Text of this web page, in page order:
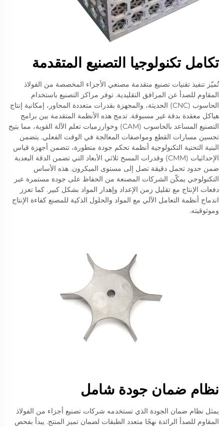
تكامل تكنولوجيا التصنيع المتقدمة
تُميّز تنفيذ تقنيات تصنيع متقدمة مصنعي الأجزاء المخصصة من الفولاذ
المقاوم للصدأ عن المرافق التقليدية. توفر مراكز التصنيع باستخدام
الحاسوب (CNC) الحديثة، والمجهزة بقدرات متعددة المحاور، إمكانية إنتاج
هياكل معقدة بدقة غير مسبوقة. تدمج هذه الأنظمة المتقدمة بين برامج
التصنيع المساعد بالحاسوب (CAM) وخوارزميات تعلم الآلة القوية، مما يتيح
تحسين مسارات القطع ومواصفات المعالجة في الوقت الفعلي. يتضمن
البنية التحتية التكنولوجية أنظمة تحكم جودة متطورة، تتضمن أجهزة قياس
الإحداثيات (CMM) وقدرات المسح ثلاثي الأبعاد التي تضمن الدقة البعدية
ضمن حدود تحمل دقيقة تصل إلى مستوى الميكرون. هذه الأساس
التكنولوجي يمكّن الشركات المصنعة من الحفاظ على جودة مستمرة عبر
دفعات الإنتاج مع تقليل زمن الإعداد وإهدار المواد بشكل كبير. كما تعزز
اندماج أنظمة التعامل الآلي مع المواد والحلول الذكية للمصنع كفاءة الإنتاج
وموثوقيته.
نظام ضمان جودة شامل
يمثل نظام ضمان الجودة الذي تستخدمه شركات تصنيع أجزاء من الفولاذ
المقاوم للصدأ الرائدة نهجًا متعدد الطبقات لضمان تميز المنتج. يبدأ بفحص